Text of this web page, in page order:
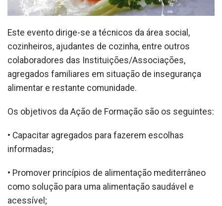
Este evento dirige-se a técnicos da área social,
cozinheiros, ajudantes de cozinha, entre outros
colaboradores das Instituições/Associações,
agregados familiares em situação de insegurança
alimentar e restante comunidade.
Os objetivos da Ação de Formação são os seguintes:
• Capacitar agregados para fazerem escolhas
informadas;
• Promover princípios de alimentação mediterrâneo
como solução para uma alimentação saudável e
acessível;